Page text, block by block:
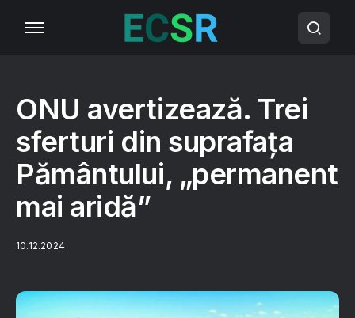
ONU avertizează. Trei
sferturi din suprafața
Pământului, „permanent
mai aridă”
10.12.2024